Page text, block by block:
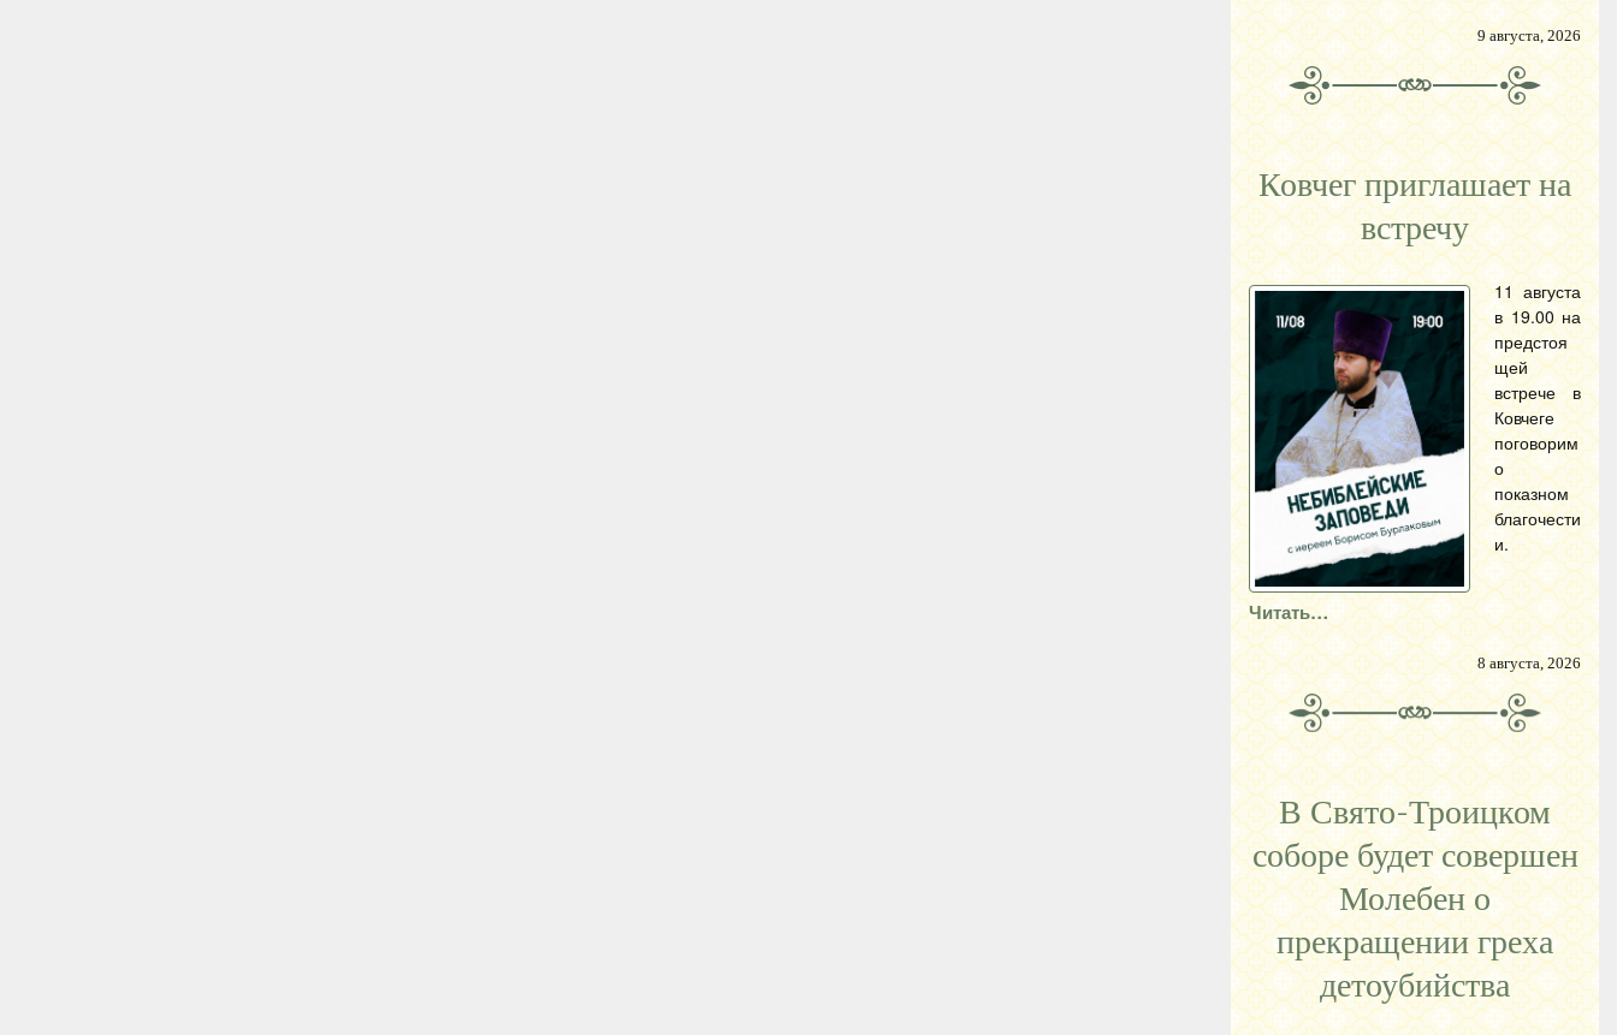
9 августа, 2026
Ковчег приглашает на
встречу
11 августа
в 19.00 на
предстоя
щей
встрече в
Ковчеге
поговорим
о
показном
благочести
и.
Читать…
8 августа, 2026
В Свято-Троицком
соборе будет совершен
Молебен о
прекращении греха
детоубийства